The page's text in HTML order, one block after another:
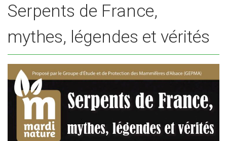
Serpents de France,
mythes, légendes et vérités